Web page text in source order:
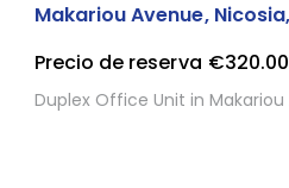
Makariou Avenue,
Precio de reserva
Duplex Office Unit in Makariou